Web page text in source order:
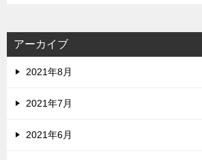
アーカイブ
2021年8月
2021年7月
2021年6月